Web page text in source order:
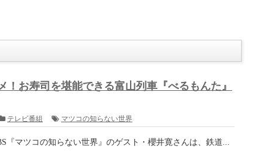
かは分かりませんが、長野県産の行者にんにくは楽天市場で販